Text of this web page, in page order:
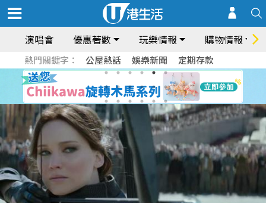
演唱會 優惠著數 玩樂情報 購物情報
熱門關鍵字： 公屋熱話 娛樂新聞 定期存款